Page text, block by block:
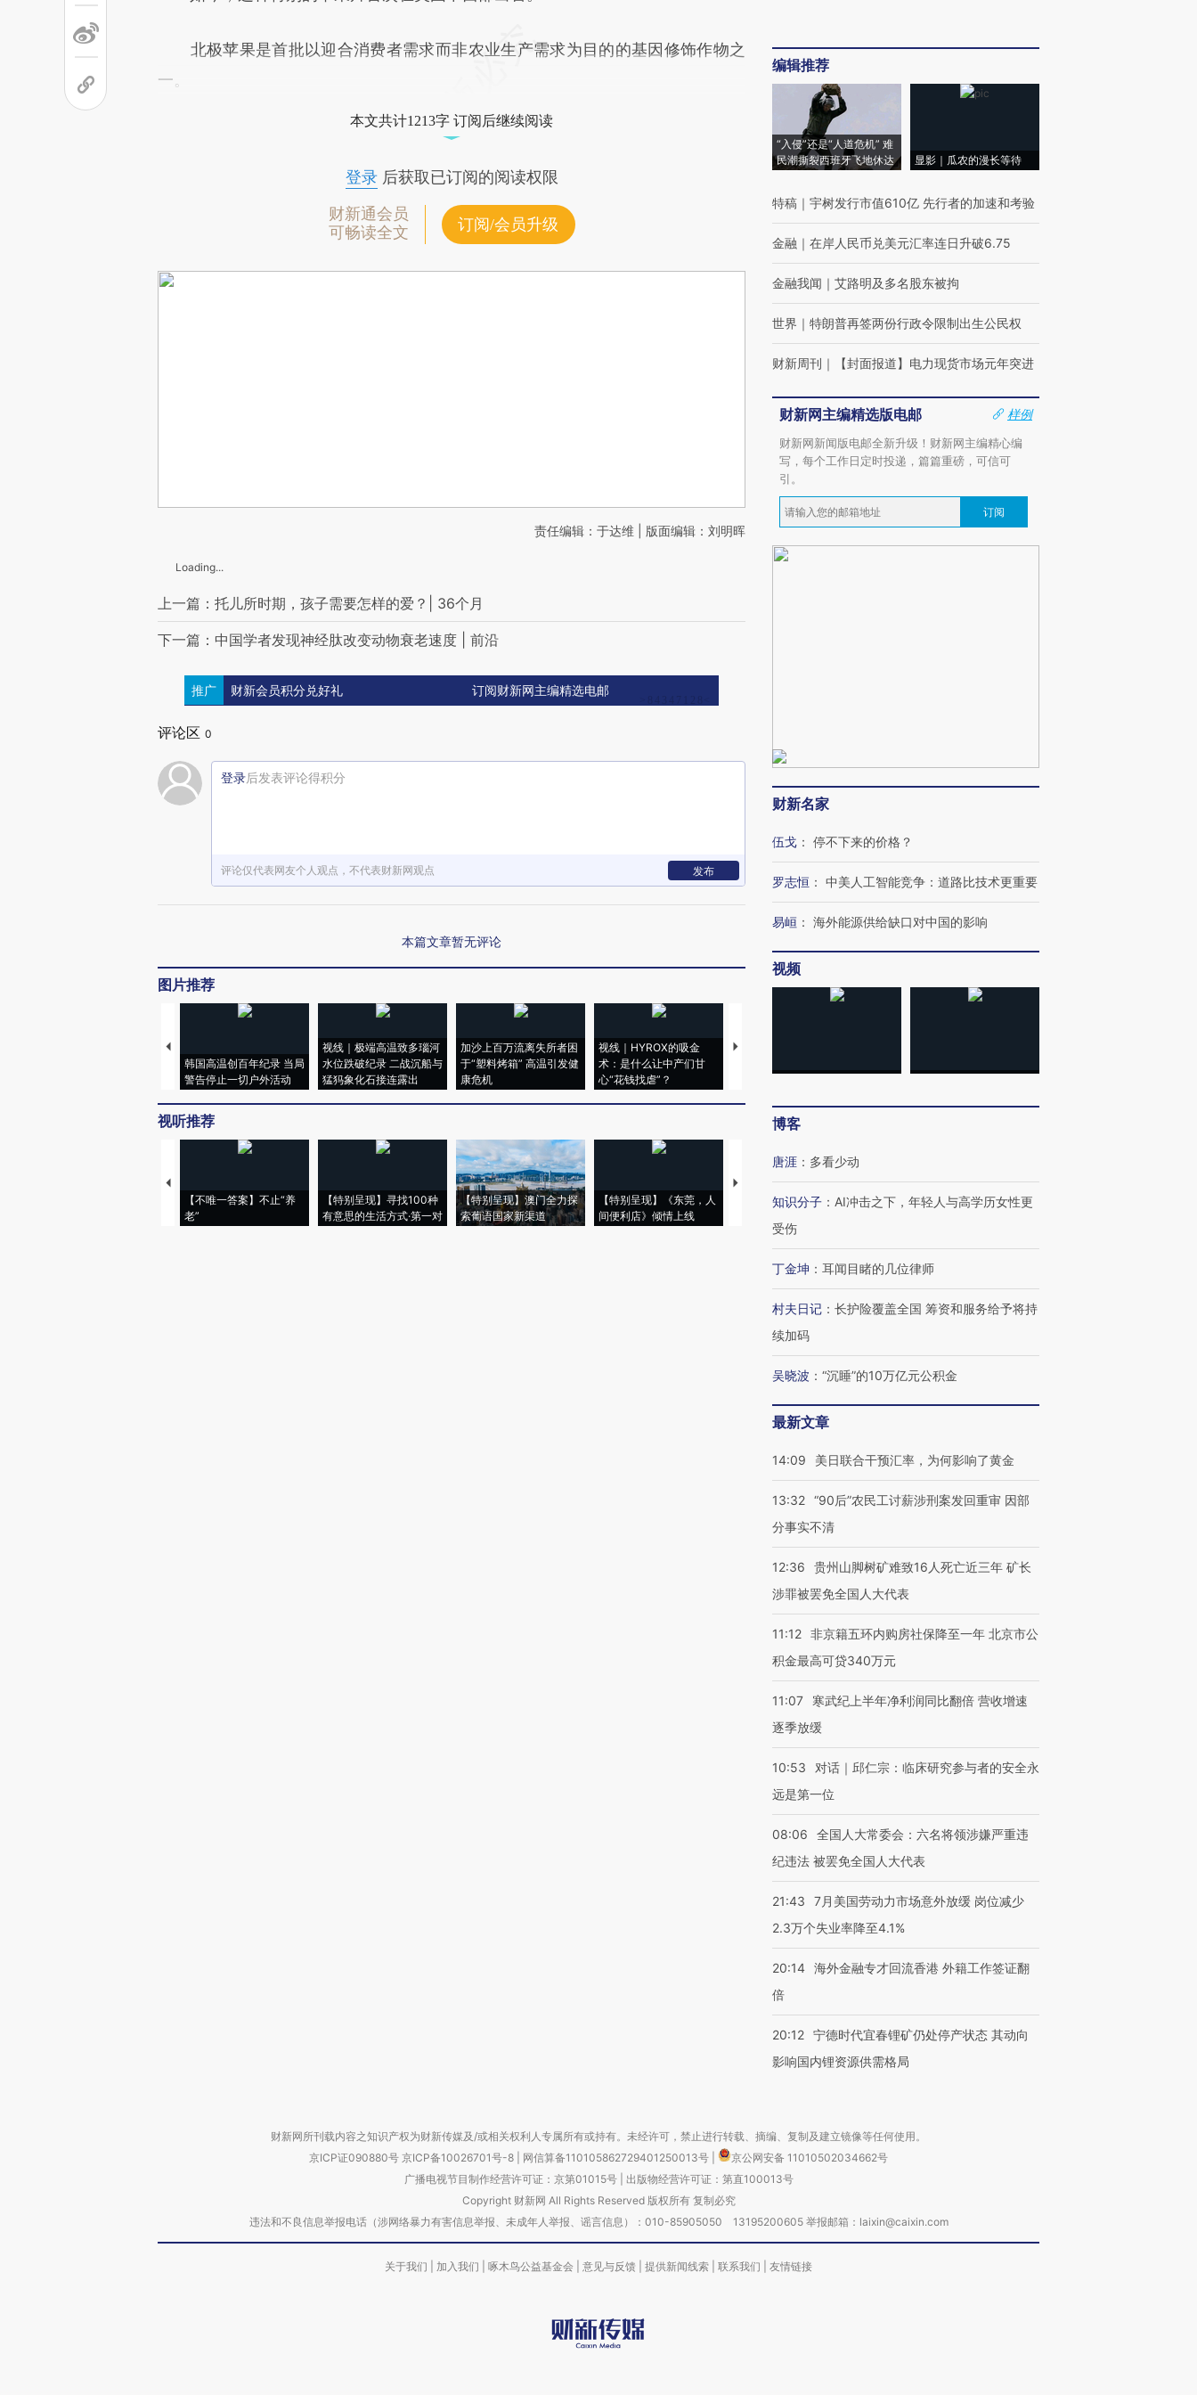
北极苹果是首批以迎合消费者需求而非农业生产需求为目的的基因修饰作物之
一。
本文共计1213字 订阅后继续阅读
登录后获取已订阅的阅读权限
财新通会员
可畅读全文
订阅/会员升级
责任编辑：于达维 | 版面编辑：刘明晖
Loading...
上一篇：托儿所时期，孩子需要怎样的爱？| 36个月
下一篇：中国学者发现神经肽改变动物衰老速度 | 前沿
推广 财新会员积分兑好礼 订阅财新网主编精选电邮
评论区 0
登录后发表评论得积分
评论仅代表网友个人观点，不代表财新网观点 发布
本篇文章暂无评论
图片推荐
韩国高温创百年纪录 当局
警告停止一切户外活动
视线｜极端高温致多瑙河
水位跌破纪录 二战沉船与
猛犸象化石接连露出
加沙上百万流离失所者困
于“塑料烤箱” 高温引发健
康危机
视线｜HYROX的吸金
术：是什么让中产们甘
心“花钱找虐”？
马航飞行员跨国走私7万
视听推荐
【不唯一答案】不止“养
老”
【特别呈现】寻找100种
有意思的生活方式·第一对
【特别呈现】澳门全力探
索葡语国家新渠道
【特别呈现】《东莞，人
间便利店》倾情上线
【推广】走进第四届链博
会，让数智科技“链”接产
【特别呈现】寻找100种
【商旅对话】华住集团
CFO：不靠规模取胜，华
编辑推荐
“入侵”还是“人道危机” 难
民潮撕裂西班牙飞地休达
显影｜瓜农的漫长等待
特稿 ｜ 宇树发行市值610亿 先行者的加速和考验
金融 ｜ 在岸人民币兑美元汇率连日升破6.75
金融我闻 ｜ 艾路明及多名股东被拘
世界 ｜ 特朗普再签两份行政令限制出生公民权
财新周刊 ｜ 【封面报道】电力现货市场元年突进
财新网主编精选版电邮
样例
财新网新闻版电邮全新升级！财新网主编精心编
写，每个工作日定时投递，篇篇重磅，可信可
引。
订阅
财新名家
伍戈 ： 停不下来的价格？
罗志恒 ： 中美人工智能竞争：道路比技术更重要
易峘 ： 海外能源供给缺口对中国的影响
视频
博客
唐涯 ： 多看少动
知识分子 ： AI冲击之下，年轻人与高学历女性更
受伤
丁金坤 ： 耳闻目睹的几位律师
村夫日记 ： 长护险覆盖全国 筹资和服务给予将持
续加码
吴晓波 ： “沉睡”的10万亿元公积金
最新文章
14:09 美日联合干预汇率，为何影响了黄金
13:32 “90后”农民工讨薪涉刑案发回重审 因部
分事实不清
12:36
贵州山脚树矿难致16人死亡近三年 矿长
涉罪被罢免全国人大代表
11:12 非京籍五环内购房社保降至一年 北京市公
积金最高可贷340万元
11:07
寒武纪上半年净利润同比翻倍 营收增速
逐季放缓
10:53
对话｜邱仁宗：临床研究参与者的安全永
远是第一位
08:06
全国人大常委会：六名将领涉嫌严重违
纪违法 被罢免全国人大代表
21:43
7月美国劳动力市场意外放缓 岗位减少
2.3万个失业率降至4.1%
20:14 海外金融专才回流香港 外籍工作签证翻
倍
20:12 宁德时代宜春锂矿仍处停产状态 其动向
影响国内锂资源供需格局
财新网所刊载内容之知识产权为财新传媒及/或相关权利人专属所有或持有。未经许可，禁止进行转载、摘编、复制及建立镜像等任何使用。
京ICP证090880号 京ICP备10026701号-8 网信算备110105862729401250013号
京公网安备 11010502034662号
广播电视节目制作经营许可证：京第01015号| 出版物经营许可证：第直100013号
Copyright 财新网 All Rights Reserved 版权所有 复制必究
违法和不良信息举报电话（涉网络暴力有害信息举报、未成年人举报、谣言信息）：010-85905050 13195200605 举报邮箱：laixin@caixin.com
关于我们 加入我们 啄木鸟公益基金会 意见与反馈 提供新闻线索 联系我们 友情链接